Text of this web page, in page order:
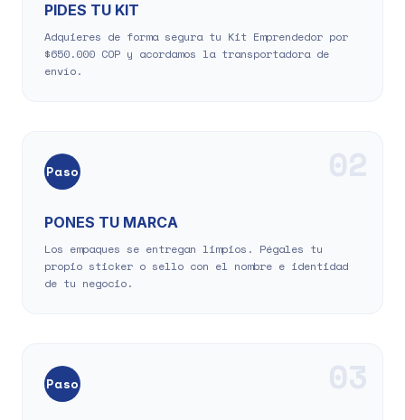
PIDES TU KIT
Adquieres de forma segura tu Kit Emprendedor por
$650.000 COP y acordamos la transportadora de
envío.
Paso
PONES TU MARCA
Los empaques se entregan limpios. Pégales tu
propio sticker o sello con el nombre e identidad
de tu negocio.
Paso